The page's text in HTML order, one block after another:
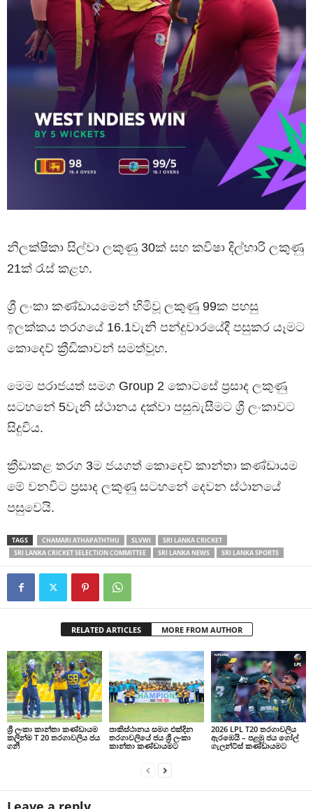
නිලක්ෂිකා සිල්වා ලකුණු 30ක් සහ කවිෂා දිල්හාරි ලකුණු
21ක් රැස් කළහ.
ශ්‍රී ලංකා කණ්ඩායමෙන් හිමිවූ ලකුණු 99ක පහසු
ඉලක්කය තරගයේ 16.1වැනි පන්දුවාරයේදී පසුකර යෑමට
කොදෙව් ක්‍රීඩිකාවන් සමත්වූහ.
මෙම පරාජයත් සමග Group 2 කොටසේ ප්‍රසාද ලකුණු
සටහනේ 5වැනි ස්ථානය දක්වා පසුබැසීමට ශ්‍රී ලංකාවට
සිදුවිය.
ක්‍රීඩාකළ තරග 3ම ජයගත් කොදෙව් කාන්තා කණ්ඩායම
මේ වනවිට ප්‍රසාද ලකුණු සටහනේ දෙවන ස්ථානයේ
පසුවෙයි.
TAGS CHAMARI ATHAPATHTHU SLVWI
SRI LANKA CRICKET
SRI LANKA CRICKET SELECTION COMMITTEE
SRI LANKA NEWS SRI LANKA SPORTS
RELATED ARTICLES MORE FROM AUTHOR
ශ්‍රී ලංකා කාන්තා කණ්ඩායම
කලින්ම T 20 තරගාවලිය ජය
ගනී
පාකිස්ථානය සමග එක්දින
තරගාවලියේ ජය ශ්‍රී ලංකා
කාන්තා කණ්ඩායමට
2026 LPL T20 තරගාවලිය
ඇරඹෙයි – පළමු ජය ගෝල්
ගැලන්ට්ස් කණ්ඩායමට